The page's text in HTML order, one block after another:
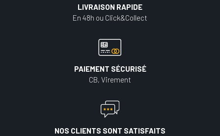
LIVRAISON RAPIDE
En 48h ou Click&Collect
PAIEMENT SÉCURISÉ
CB, Virement
NOS CLIENTS SONT SATISFAITS